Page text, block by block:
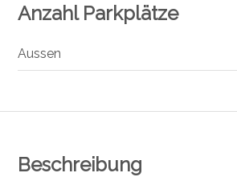
Beschreibung
Anzahl Parkplätze
Aussen